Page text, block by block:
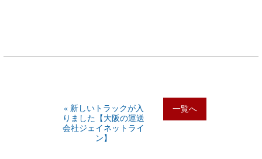
« 新しいトラックが入
りました【大阪の運送
会社ジェイネットライ
ン】
一覧へ